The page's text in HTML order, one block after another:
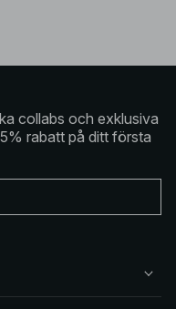
collabs och exklusiva
rabatt på ditt första